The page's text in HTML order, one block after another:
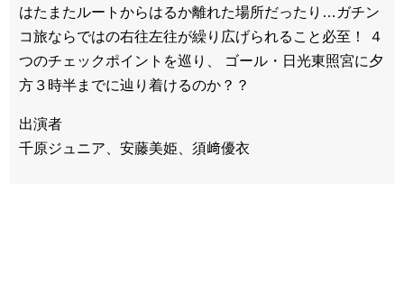
はたまたルートからはるか離れた場所だったり…ガチン
コ旅ならではの右往左往が繰り広げられること必至！ ４
つのチェックポイントを巡り、 ゴール・日光東照宮に夕
方３時半までに辿り着けるのか？？
出演者
千原ジュニア、安藤美姫、須﨑優衣